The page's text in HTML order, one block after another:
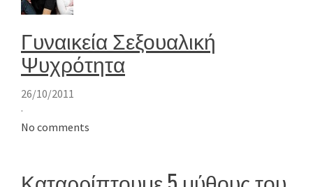
Γυναικεία Σεξουαλική
Ψυχρότητα
26/10/2011
·
No comments